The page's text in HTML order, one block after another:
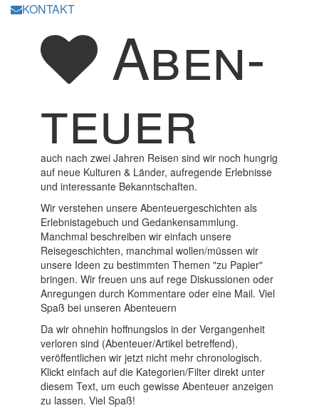
KONTAKT
Aben­
teuer
auch nach zwei Jahren Reisen sind wir noch hungrig
auf neue Kulturen & Länder, aufregende Erlebnisse
und interessante Bekanntschaften.
Wir verstehen unsere Abenteuergeschichten als
Erlebnistagebuch und Gedankensammlung.
Manchmal beschreiben wir einfach unsere
Reisegeschichten, manchmal wollen/müssen wir
unsere Ideen zu bestimmten Themen "zu Papier"
bringen. Wir freuen uns auf rege Diskussionen oder
Anregungen durch Kommentare oder eine Mail. Viel
Spaß bei unseren Abenteuern
Da wir ohnehin hoffnungslos in der Vergangenheit
verloren sind (Abenteuer/Artikel betreffend),
veröffentlichen wir jetzt nicht mehr chronologisch.
Klickt einfach auf die Kategorien/Filter direkt unter
diesem Text, um euch gewisse Abenteuer anzeigen
zu lassen. Viel Spaß!